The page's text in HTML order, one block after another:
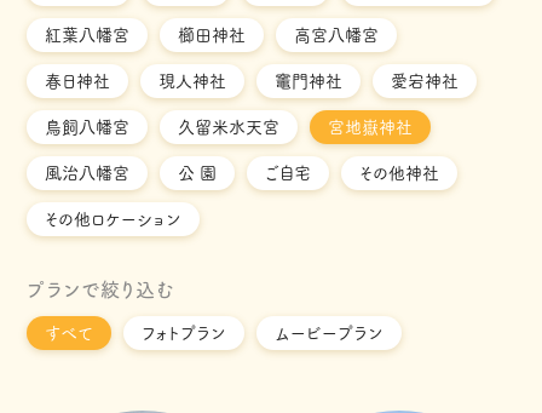
紅葉八幡宮 櫛田神社 高宮八幡宮
春日神社 現人神社 竈門神社 愛宕神社
鳥飼八幡宮 久留米水天宮 宮地嶽神社
風治八幡宮 公 園 ご自宅 その他神社
その他ロケーション
プランで絞り込む
すべて フォトプラン ムービープラン